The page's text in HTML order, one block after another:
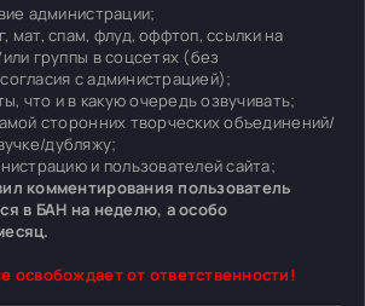
администрации;
мат, спам, флуд, оффтоп, ссылки на
группы в соцсетях (без
с администрацией);
что и в какую очередь озвучивать;
сторонних творческих объединений/
дубляжу;
и пользователей сайта;
комментирования пользователь
в БАН на неделю, а особо
освобождает от ответственности!